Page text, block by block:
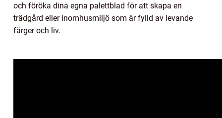
och föröka dina egna palettblad för att skapa en
trädgård eller inomhusmiljö som är fylld av levande
färger och liv.